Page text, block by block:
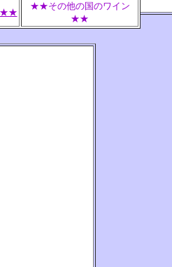
★★
★★その他の国のワイン
★★